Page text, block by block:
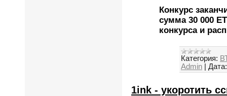
Конкурс
сумма 30 000
конкурса и
Категория:
Admin | Дата:
1ink - укоротить